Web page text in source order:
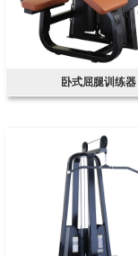
卧式屈腿训练器